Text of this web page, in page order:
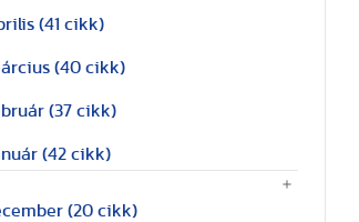
(41 cikk)
(40 cikk)
(37 cikk)
(42 cikk)
(20 cikk)